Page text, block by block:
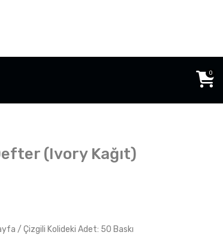
0
(Ivory Kağıt)
/ Çizgili Kolideki Adet: 50 Baskı